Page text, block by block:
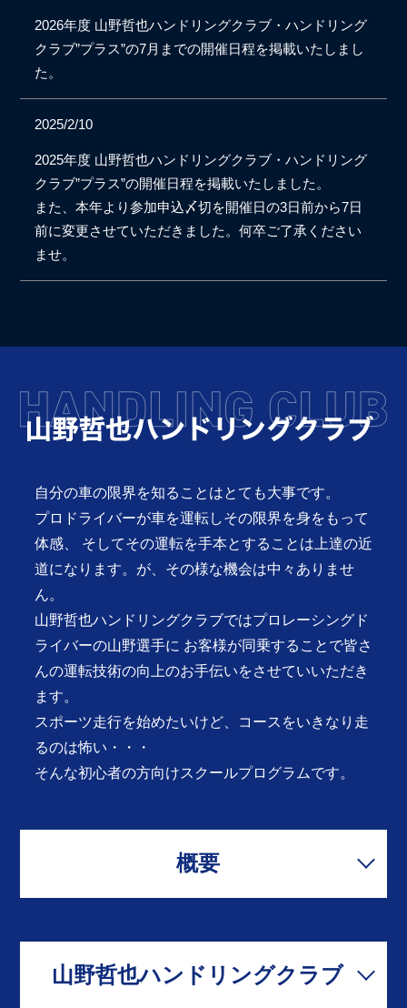
2026年度 山野哲也ハンドリングクラブ・ハンドリング
クラブ”プラス”の7月までの開催日程を掲載いたしまし
た。
2025/2/10
2025年度 山野哲也ハンドリングクラブ・ハンドリング
クラブ”プラス”の開催日程を掲載いたしました。
また、本年より参加申込〆切を開催日の3日前から7日
前に変更させていただきました。何卒ご了承ください
ませ。
自分の車の限界を知ることはとても大事です。
プロドライバーが車を運転しその限界を身をもって
体感、
そしてその運転を手本とすることは上達の近
道になります。が、その様な機会は中々ありませ
ん。
山野哲也ハンドリングクラブではプロレーシングド
ライバーの山野選手に お客様が同乗することで皆さ
んの運転技術の向上のお手伝いをさせていいただき
ます。
スポーツ走行を始めたいけど、コースをいきなり走
るのは怖い・・・
そんな初心者の方向けスクールプログラムです。
概要
山野哲也ハンドリングクラブ